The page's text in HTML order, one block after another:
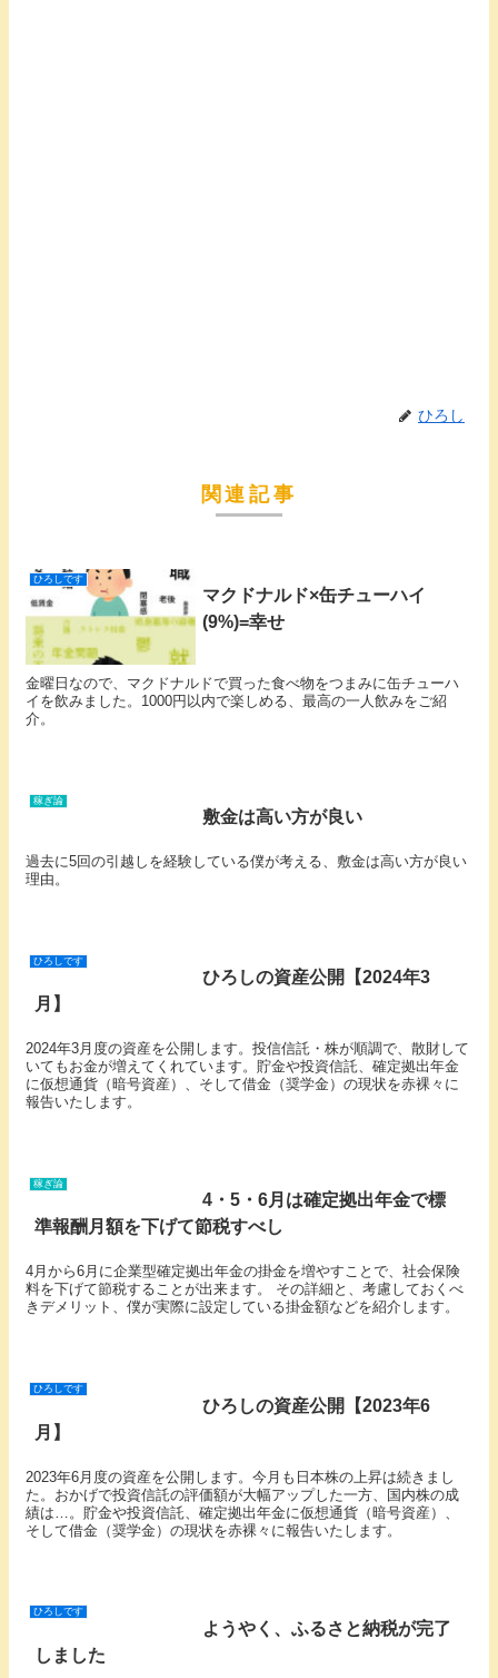
ひろし
関連記事
ひろしです
マクドナルド×缶チューハイ
(9%)=幸せ
金曜日なので、マクドナルドで買った食べ物をつまみに缶チューハ
イを飲みました。1000円以内で楽しめる、最高の一人飲みをご紹
介。
稼ぎ論
敷金は高い方が良い
過去に5回の引越しを経験している僕が考える、敷金は高い方が良い
理由。
ひろしです
ひろしの資産公開【2024年3
月】
2024年3月度の資産を公開します。投信信託・株が順調で、散財して
いてもお金が増えてくれています。貯金や投資信託、確定拠出年金
に仮想通貨（暗号資産）、そして借金（奨学金）の現状を赤裸々に
報告いたします。
稼ぎ論
4・5・6月は確定拠出年金で標
準報酬月額を下げて節税すべし
4月から6月に企業型確定拠出年金の掛金を増やすことで、社会保険
料を下げて節税することが出来ます。 その詳細と、考慮しておくべ
きデメリット、僕が実際に設定している掛金額などを紹介します。
ひろしです
ひろしの資産公開【2023年6
月】
2023年6月度の資産を公開します。今月も日本株の上昇は続きまし
た。おかげで投資信託の評価額が大幅アップした一方、国内株の成
績は…。貯金や投資信託、確定拠出年金に仮想通貨（暗号資産）、
そして借金（奨学金）の現状を赤裸々に報告いたします。
ひろしです
ようやく、ふるさと納税が完了
しました